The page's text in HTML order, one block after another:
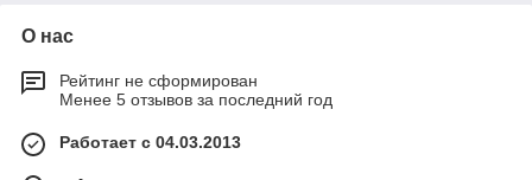
О нас
Рейтинг не сформирован
Менее 5 отзывов за последний год
Работает с 04.03.2013